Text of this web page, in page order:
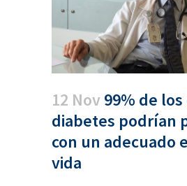
12 Nov99% de
diabetes podrían
con un adecuado
vida